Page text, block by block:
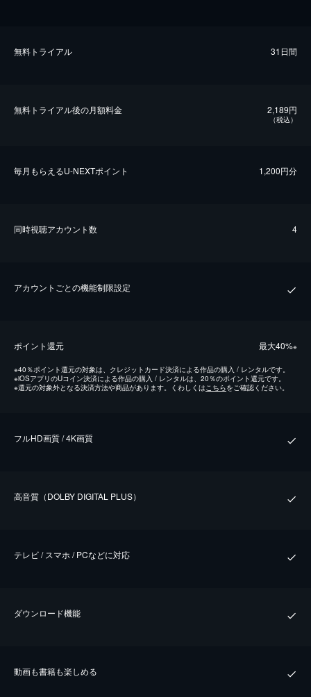
無料トライアル 31日間
無料トライアル後の⽉額料金 2,189円
（税込）
毎⽉もらえるU-NEXTポイント 1,200円分
同時視聴アカウント数 4
アカウントごとの機能制限設定
ポイント還元 最⼤40%※
※40％ポイント還元の対象は、クレジットカード決済による作品の購入 / レンタルです。
※iOSアプリのUコイン決済による作品の購入 / レンタルは、20％のポイント還元です。
※還元の対象外となる決済方法や商品があります。くわしくはこちらをご確認ください。
フルHD画質 / 4K画質
⾼⾳質（DOLBY DIGITAL PLUS）
テレビ / スマホ / PCなどに対応
ダウンロード機能
動画も書籍も楽しめる